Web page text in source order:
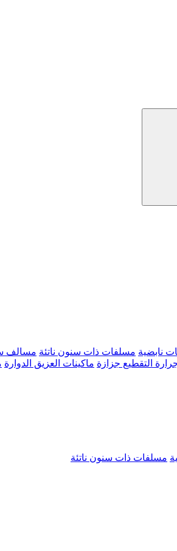
نابضية مسلفات ذات سنون ناتئة مسالف
التقطيع جزازة ماكينات العزيق الدوارة
مسلفات ذات سنون ناتئة